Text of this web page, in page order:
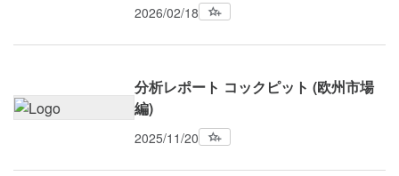
2026/02/18
分析レポート コックピット (欧州市場
編)
2025/11/20